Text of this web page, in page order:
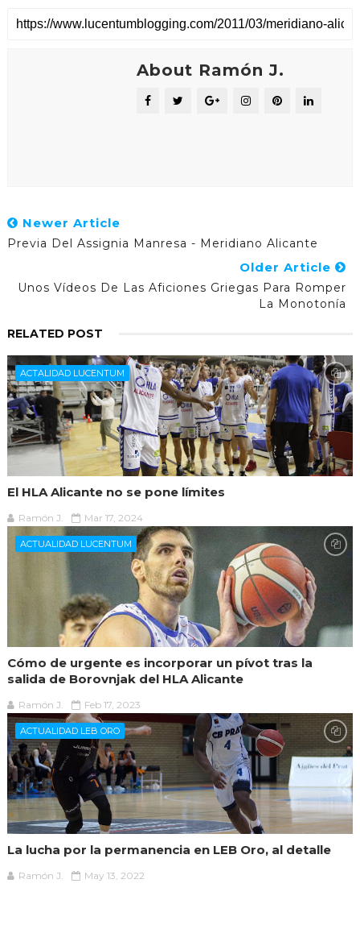
About Ramón J.
Newer Article
Previa Del Assignia Manresa - Meridiano Alicante
Older Article
Unos Vídeos De Las Aficiones Griegas Para Romper
La Monotonía
RELATED POST
ACTALIDAD LUCENTUM
El HLA Alicante no se pone límites
Ramón J. Mar 17, 2024
ACTUALIDAD LUCENTUM
Cómo de urgente es incorporar un pívot tras la
salida de Borovnjak del HLA Alicante
Ramón J. Feb 17, 2023
ACTUALIDAD LEB ORO
La lucha por la permanencia en LEB Oro, al detalle
Ramón J. May 13, 2022